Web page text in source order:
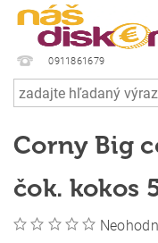
0911861679
Corny Big
čok. kokos